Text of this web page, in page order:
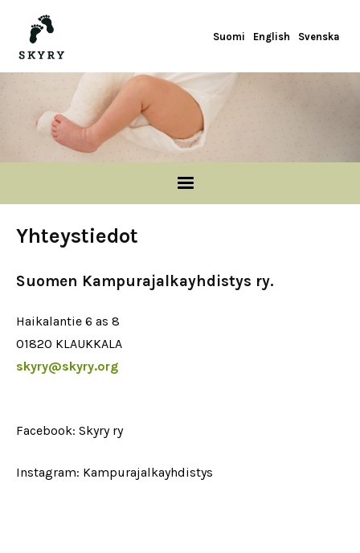
Suomi English Svenska
Yhteystiedot
Suomen Kampurajalkayhdistys ry.
Haikalantie 6 as 8
01820 KLAUKKALA
skyry@skyry.org
Facebook: Skyry ry
Instagram: Kampurajalkayhdistys